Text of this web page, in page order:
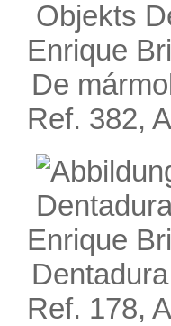
Enrique
De
Ref. 382,
Enrique
Ref. 178,